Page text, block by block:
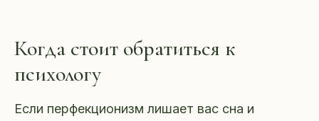
Когда стоит обратиться к
психологу
Если перфекционизм лишает вас сна и